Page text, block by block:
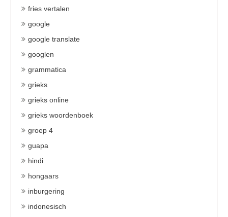
fries vertalen
google
google translate
googlen
grammatica
grieks
grieks online
grieks woordenboek
groep 4
guapa
hindi
hongaars
inburgering
indonesisch